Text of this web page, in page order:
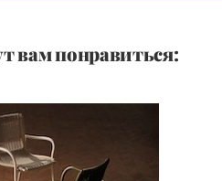
вам понравиться: